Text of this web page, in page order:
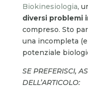
Biokinesiologia,
diversi problemi
compreso. Sto
una incompleta
potenziale
SE PREFERISCI,
DELL’ARTICOLO: